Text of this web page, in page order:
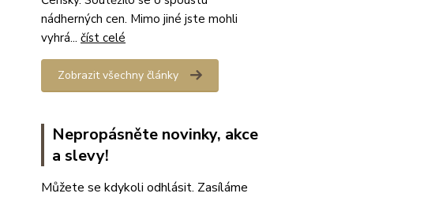
nádherných cen. Mimo jiné jste mohli
vyhrá... číst celé
Zobrazit všechny články
Nepropásněte novinky, akce
a slevy!
Můžete se kdykoli odhlásit. Zasíláme